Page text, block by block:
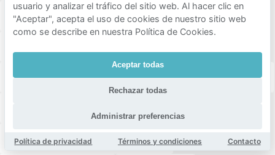
Anna van Buerenplein Koninklijke Schouwburg
Plaats Literatuurmuseum / Kinderboekenmuseum
Rijksmuseum de Gevangenpoort
usuario y analizar el tráfico del sitio web. Al hacer clic en
"Aceptar", acepta el uso de cookies de nuestro sitio web
como se describe en nuestra Política de Cookies.
Aceptar todas
Rechazar todas
Administrar preferencias
Política de privacidad Términos y condiciones Contacto